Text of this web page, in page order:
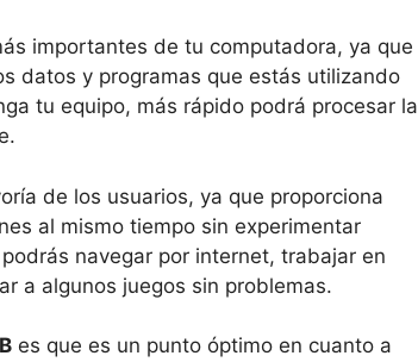
importantes de tu computadora, ya que
datos y programas que estás utilizando
tu equipo, más rápido podrá procesar la
de los usuarios, ya que proporciona
al mismo tiempo sin experimentar
navegar por internet, trabajar en
a algunos juegos sin problemas.
es que es un punto óptimo en cuanto a